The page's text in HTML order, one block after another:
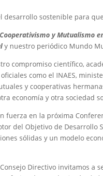
desarrollo sostenible para
Cooperativismo y Mutualismo
y nuestro periódico Mundo
compromiso científico,
como el INAES,
y cooperativas
economía y otra sociedad
fuerza en la próxima
del Objetivo de Desarrollo
sólidas y un modelo
Directivo invitamos a